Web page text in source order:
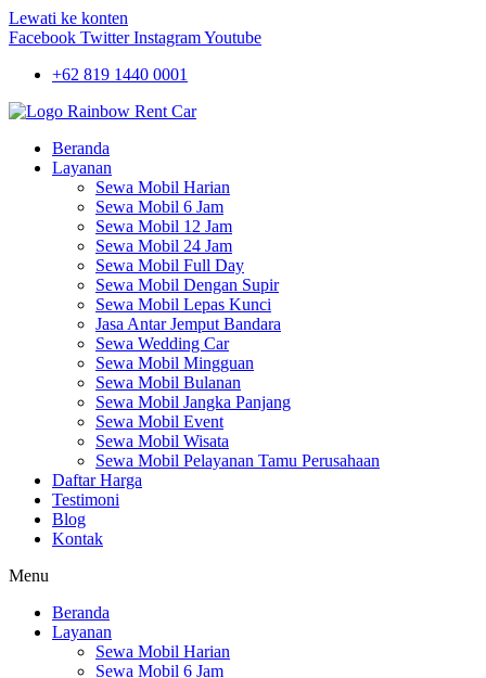
Lewati ke konten
Facebook Twitter InstagramYoutube
+62 819 1440 0001
Beranda
Layanan
Sewa Mobil Harian
Sewa Mobil 6 Jam
Sewa Mobil 12 Jam
Sewa Mobil 24 Jam
Sewa Mobil Full Day
Sewa Mobil Dengan Supir
Sewa Mobil Lepas Kunci
Jasa Antar Jemput Bandara
Sewa Wedding Car
Sewa Mobil Mingguan
Sewa Mobil Bulanan
Sewa Mobil Jangka Panjang
Sewa Mobil Event
Sewa Mobil Wisata
Sewa Mobil Pelayanan Tamu Perusahaan
Daftar Harga
Testimoni
Blog
Kontak
Menu
Beranda
Layanan
Sewa Mobil Harian
Sewa Mobil 6 Jam